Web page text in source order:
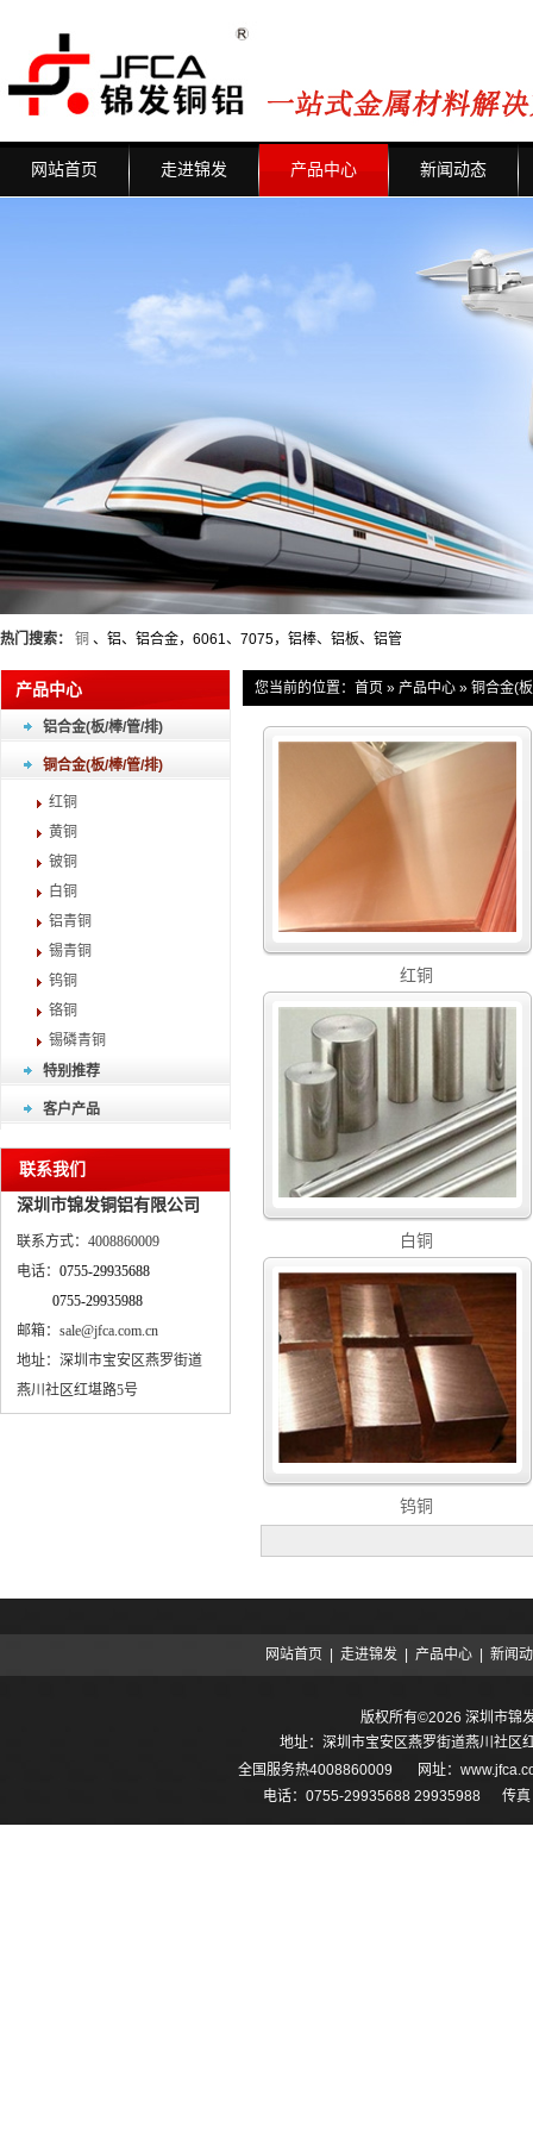
网站首页 走进锦发 产品中心 新闻动态
热门搜索： 铜 、铝、铝合金，6061、7075，铝棒、铝板、铝管
产品中心
铝合金(板/棒/管/排)
铜合金(板/棒/管/排)
红铜
黄铜
铍铜
白铜
铝青铜
锡青铜
钨铜
铬铜
锡磷青铜
特别推荐
客户产品
联系我们
深圳市锦发铜铝有限公司
联系方式：4008860009
电话： 0755-29935688
0755-29935988
邮箱：sale@jfca.com.cn
地址：深圳市宝安区燕罗街道
燕川社区红堪路5号
您当前的位置： 首页 » 产品中心 » 铜合金(
红铜
白铜
钨铜
网站首页 走进锦发| 产品中心| 新闻
版权所有©2026 深圳市锦
地址：深圳市宝安区燕罗街道燕川社
全国服务热4008860009 网址：
电话：0755-29935688 29935988 传真